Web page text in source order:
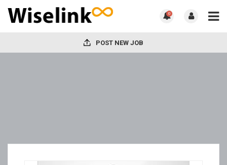
0
POST NEW JOB